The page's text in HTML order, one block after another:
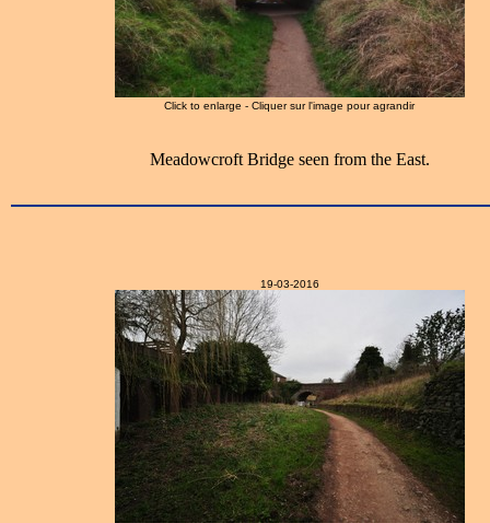
Click to enlarge - Cliquer sur l'image pour agrandir
Meadowcroft Bridge seen from the East.
19-03-2016